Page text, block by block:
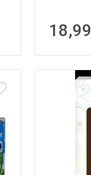
18,99